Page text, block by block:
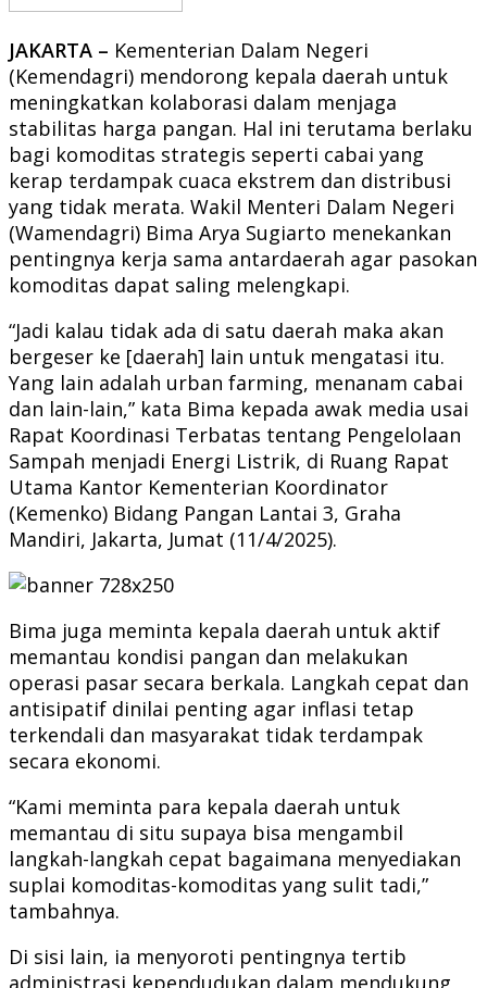
JAKARTA – Kementerian Dalam Negeri
(Kemendagri) mendorong kepala daerah untuk
meningkatkan kolaborasi dalam menjaga
stabilitas harga pangan. Hal ini terutama berlaku
bagi komoditas strategis seperti cabai yang
kerap terdampak cuaca ekstrem dan distribusi
yang tidak merata. Wakil Menteri Dalam Negeri
(Wamendagri) Bima Arya Sugiarto menekankan
pentingnya kerja sama antardaerah agar pasokan
komoditas dapat saling melengkapi.
“Jadi kalau tidak ada di satu daerah maka akan
bergeser ke [daerah] lain untuk mengatasi itu.
Yang lain adalah urban farming, menanam cabai
dan lain-lain,” kata Bima kepada awak media usai
Rapat Koordinasi Terbatas tentang Pengelolaan
Sampah menjadi Energi Listrik, di Ruang Rapat
Utama Kantor Kementerian Koordinator
(Kemenko) Bidang Pangan Lantai 3, Graha
Mandiri, Jakarta, Jumat (11/4/2025).
Bima juga meminta kepala daerah untuk aktif
memantau kondisi pangan dan melakukan
operasi pasar secara berkala. Langkah cepat dan
antisipatif dinilai penting agar inflasi tetap
terkendali dan masyarakat tidak terdampak
secara ekonomi.
“Kami meminta para kepala daerah untuk
memantau di situ supaya bisa mengambil
langkah-langkah cepat bagaimana menyediakan
suplai komoditas-komoditas yang sulit tadi,”
tambahnya.
Di sisi lain, ia menyoroti pentingnya tertib
administrasi kependudukan dalam mendukung